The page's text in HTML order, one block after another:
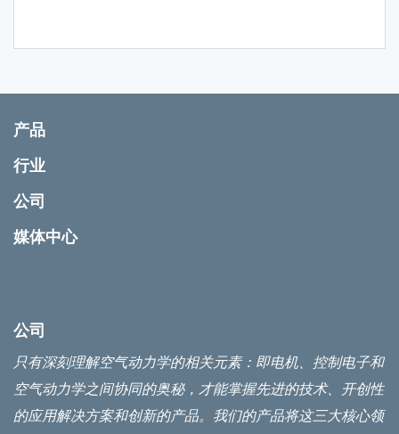
产品
行业
公司
媒体中心
公司
只有深刻理解空气动力学的相关元素：即电机、控制电子和
空气动力学之间协同的奥秘，才能掌握先进的技术、开创性
的应用解决方案和创新的产品。我们的产品将这三大核心领